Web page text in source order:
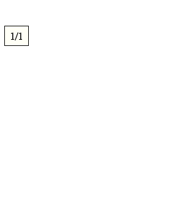
1/1